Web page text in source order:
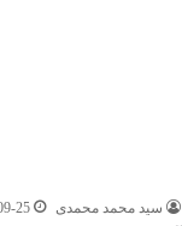
سید محمد محمدی 25